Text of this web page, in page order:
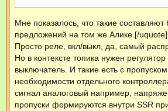
Мне показалось, что такие
предложений на том же Алике.[/uquote]
Просто реле, вкл/выкл, да, самый
Но в контексте топика нужен
выключатель. И такие есть с
необходимости отдельного
сигнал аналоговый например,
пропуски формируются внутри SSR